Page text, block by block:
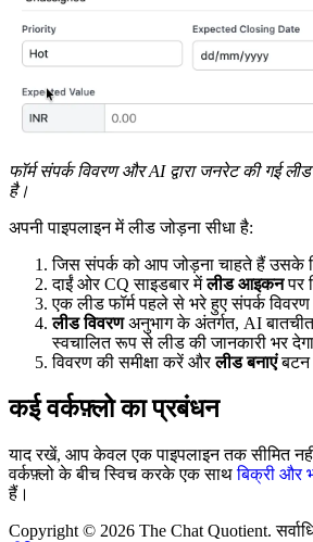
फॉर्म संपर्क विवरण और AI द्वारा जनरेट की गई
है।
अपनी पाइपलाइन में लीड जोड़ना सीधा है:
जिस संपर्क को आप जोड़ना चाहते हैं उसके
दाईं ओर CQ साइडबार मेंलीड आइकनपर
एक लीड फॉर्म पहले से भरे हुए संपर्क
लीड विवरणअनुभाग के अंतर्गत, AI
स्वचालित रूप से लीड की जानकारी भर
विवरण की समीक्षा करें औरलीड बनाएंबटन
कई वर्कफ़्लो का प्रबंधन
याद रखें, आप केवल एक पाइपलाइन तक सीमित
वर्कफ़्लो के बीच स्विच करके एक साथबिक्री और
हैं।
Copyright © 2026 The Chat Quotient.